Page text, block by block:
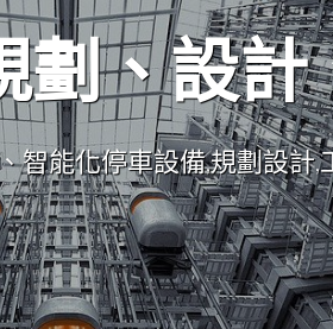
劃、設計
智能化停車設備,規劃設計,